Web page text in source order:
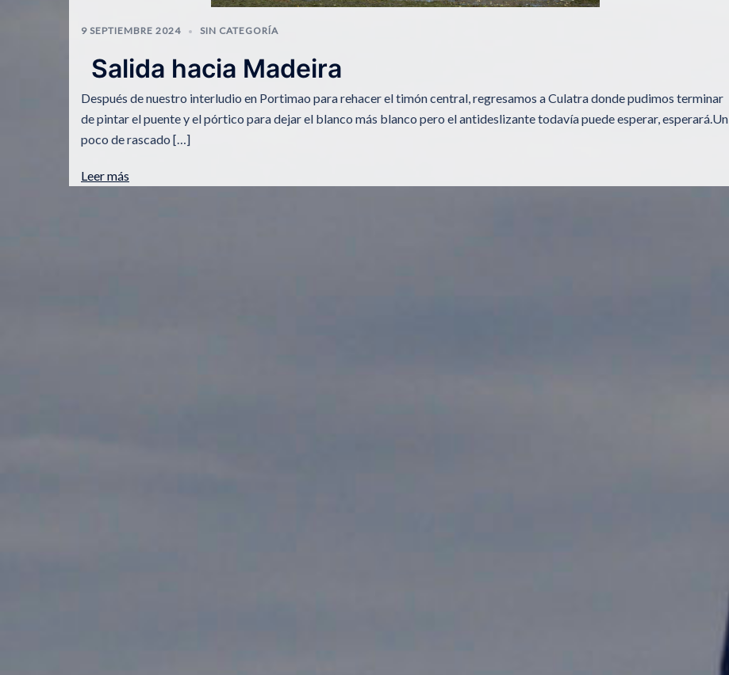
9 SEPTIEMBRE 2024 SIN CATEGORÍA
Salida hacia Madeira
Después de nuestro interludio en Portimao para rehacer el timón central, regresamos a Culatra donde pudimos terminar
de pintar el puente y el pórtico para dejar el blanco más blanco pero el antideslizante todavía puede esperar, esperará.Un
poco de rascado […]
Leer más